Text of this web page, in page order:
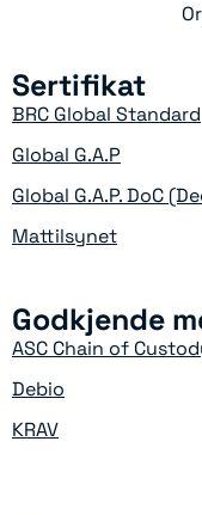
Sertifikat
BRC Global Standard
Global G.A.P
Global G.A.P. DoC
Mattilsynet
Godkjende
ASC Chain of
Debio
KRAV